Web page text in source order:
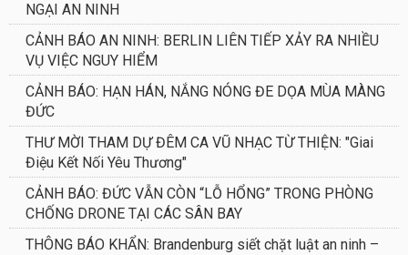
NGẠI AN NINH
CẢNH BÁO AN NINH: BERLIN LIÊN TIẾP XẢY RA NHIỀU
VỤ VIỆC NGUY HIỂM
CẢNH BÁO: HẠN HÁN, NẮNG NÓNG ĐE DỌA MÙA MÀNG
ĐỨC
THƯ MỜI THAM DỰ ĐÊM CA VŨ NHẠC TỪ THIỆN: "Giai
Điệu Kết Nối Yêu Thương"
CẢNH BÁO: ĐỨC VẪN CÒN “LỖ HỔNG” TRONG PHÒNG
CHỐNG DRONE TẠI CÁC SÂN BAY
THÔNG BÁO KHẨN: Brandenburg siết chặt luật an ninh –